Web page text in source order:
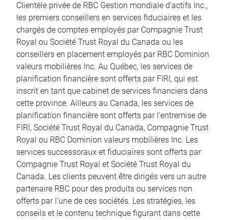
Clientèle privée de RBC Gestion mondiale d’actifs Inc.,
les premiers conseillers en services fiduciaires et les
chargés de comptes employés par Compagnie Trust
Royal ou Société Trust Royal du Canada ou les
conseillers en placement employés par RBC Dominion
valeurs mobilières Inc. Au Québec, les services de
planification financière sont offerts par FIRI, qui est
inscrit en tant que cabinet de services financiers dans
cette province. Ailleurs au Canada, les services de
planification financière sont offerts par l’entremise de
FIRI, Société Trust Royal du Canada, Compagnie Trust
Royal ou RBC Dominion valeurs mobilières Inc. Les
services successoraux et fiduciaires sont offerts par
Compagnie Trust Royal et Société Trust Royal du
Canada. Les clients peuvent être dirigés vers un autre
partenaire RBC pour des produits ou services non
offerts par l’une de ces sociétés. Les stratégies, les
conseils et le contenu technique figurant dans cette